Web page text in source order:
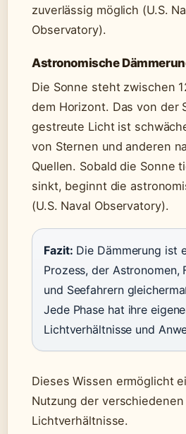
zuverlässig möglich (U.S.
Observatory).
Astronomische
Die Sonne steht zwischen
dem Horizont. Das von der
gestreute Licht ist
von Sternen und anderen
Quellen. Sobald die Sonne
sinkt, beginnt die
(U.S. Naval Observatory).
Fazit: Die Dämmerung ist
Prozess, der Astronomen,
und Seefahrern
Jede Phase hat ihre
Lichtverhältnisse und
Dieses Wissen ermöglicht
Nutzung der verschiedenen
Lichtverhältnisse.